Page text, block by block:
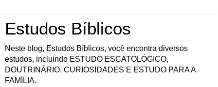
Estudos Bíblicos
Neste blog, Estudos Bíblicos, você encontra diversos
estudos, incluindo ESTUDO ESCATOLÓGICO,
DOUTRINÁRIO, CURIOSIDADES E ESTUDO PARA A
FAMÍLIA.